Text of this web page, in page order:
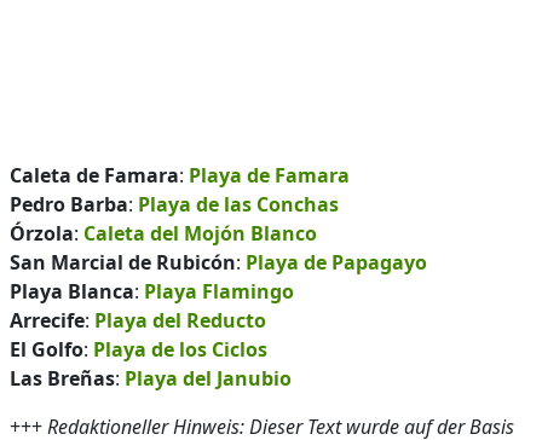
Caleta de Famara: Playa de Famara
Pedro Barba: Playa de las Conchas
Órzola: Caleta del Mojón Blanco
San Marcial de Rubicón: Playa de Papagayo
Playa Blanca: Playa Flamingo
Arrecife: Playa del Reducto
El Golfo: Playa de los Ciclos
Las Breñas: Playa del Janubio
+++Redaktioneller Hinweis: Dieser Text wurde auf der Basis